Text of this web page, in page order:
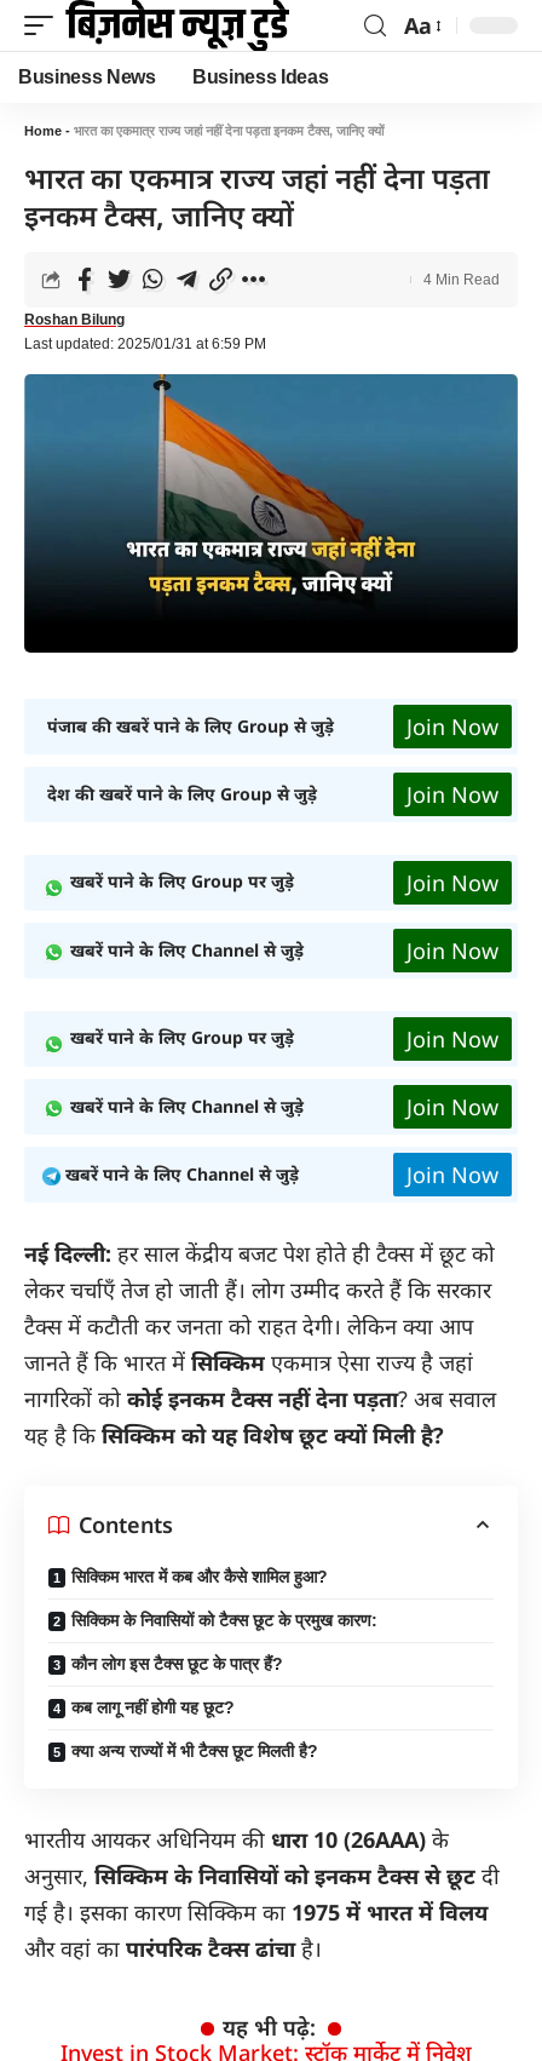
Aa
Business News Business Ideas
Home - भारत का एकमात्र राज्य जहां नहीं देना पड़ता इनकम टैक्स, जानिए क्यों
भारत का एकमात्र राज्य जहां नहीं देना पड़ता
इनकम टैक्स, जानिए क्यों
Last updated: 2025/01/31 at 6:59 PM
Roshan Bilung
4 Min Read
पंजाब की खबरें पाने के लिए Group से जुड़े Join Now
देश की खबरें पाने के लिए Group से जुड़े Join Now
खबरें पाने के लिए Group पर जुड़े Join Now
खबरें पाने के लिए Channel से जुड़े Join Now
खबरें पाने के लिए Group पर जुड़े Join Now
खबरें पाने के लिए Channel से जुड़े Join Now
खबरें पाने के लिए Channel से जुड़े Join Now
नई दिल्ली: हर साल केंद्रीय बजट पेश होते ही टैक्स में छूट को
लेकर चर्चाएँ तेज हो जाती हैं। लोग उम्मीद करते हैं कि सरकार
टैक्स में कटौती कर जनता को राहत देगी। लेकिन क्या आप
जानते हैं कि भारत में सिक्किम एकमात्र ऐसा राज्य है जहां
नागरिकों को कोई इनकम टैक्स नहीं देना पड़ता? अब सवाल
यह है कि सिक्किम को यह विशेष छूट क्यों मिली है?
Contents
सिक्किम भारत में कब और कैसे शामिल हुआ?
सिक्किम के निवासियों को टैक्स छूट के प्रमुख कारण:
कौन लोग इस टैक्स छूट के पात्र हैं?
कब लागू नहीं होगी यह छूट?
क्या अन्य राज्यों में भी टैक्स छूट मिलती है?
भारतीय आयकर अधिनियम की धारा 10 (26AAA) के
अनुसार, सिक्किम के निवासियों को इनकम टैक्स से छूट दी
गई है। इसका कारण सिक्किम का 1975 में भारत में विलय
और वहां का पारंपरिक टैक्स ढांचाहै।
यह भी पढ़े:
Invest in Stock Market: स्टॉक मार्केट में निवेश